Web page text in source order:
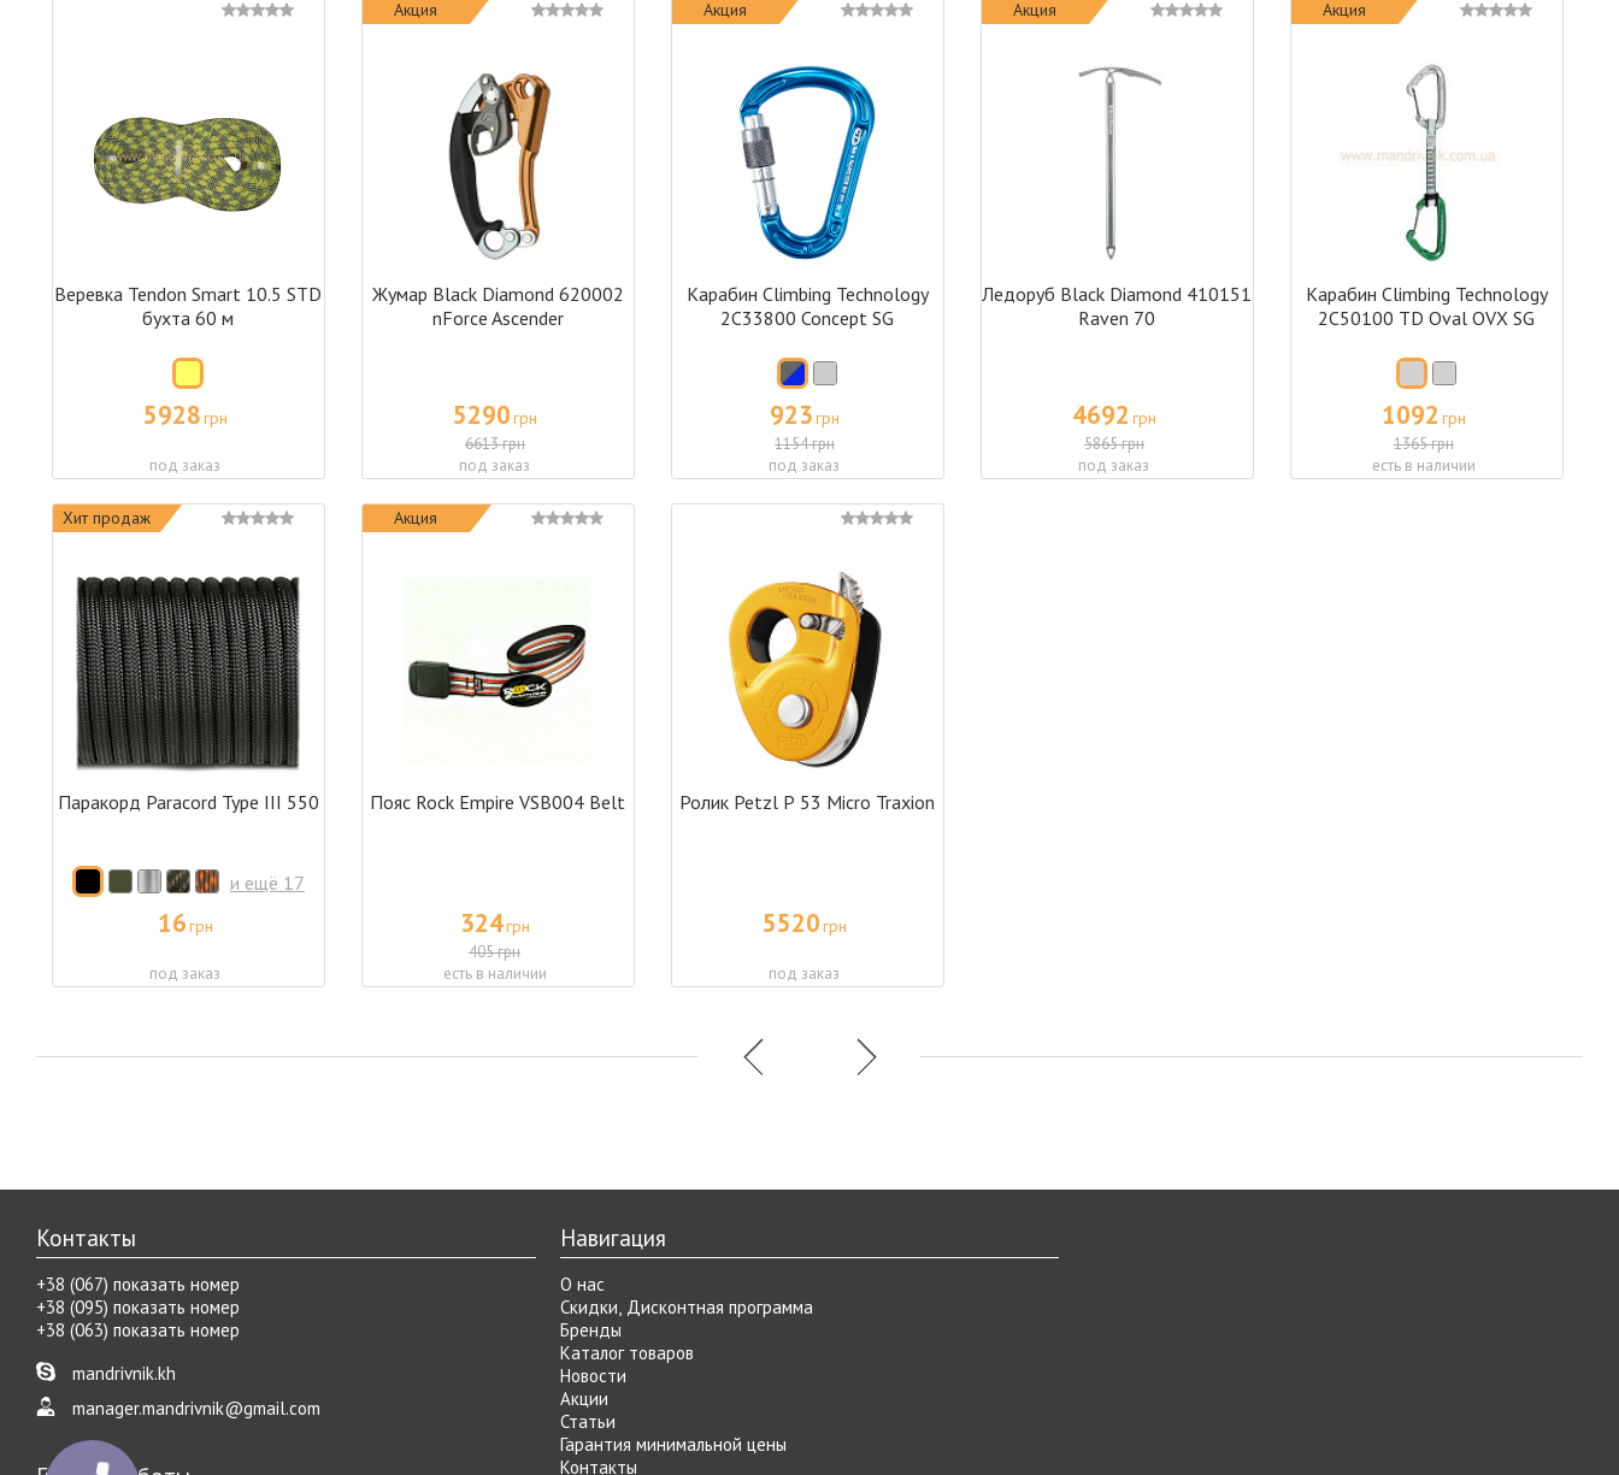
Веревка Tendon Smart 10.5 STD
бухта 60 м
5928грн
под заказ
Акция
Жумар Black Diamond 620002
nForce Ascender
5290грн
6613 грн
под заказ
Акция
Карабин Climbing Technology
2C33800 Concept SG
923грн
1154 грн
под заказ
Акция
Ледоруб Black Diamond 410151
Raven 70
4692 грн
5865 грн
под заказ
Акция
Карабин Climbing Technology
2C50100 TD Oval OVX SG
1092 грн
1365 грн
есть в наличии
Хит продаж
Паракорд Paracord Type III 550
и ещё 17
16грн
под заказ
Акция
Пояс Rock Empire VSB004 Belt
324грн
405 грн
есть в наличии
Ролик Petzl Р 53 Micro Traxion
5520грн
под заказ
Контакты
+38 (067) показать номер
+38 (095) показать номер
+38 (063) показать номер
mandrivnik.kh
manager.mandrivnik@gmail.com
Навигация
О нас
Скидки, Дисконтная программа
Бренды
Каталог товаров
Новости
Акции
Статьи
Гарантия минимальной цены
Контакты